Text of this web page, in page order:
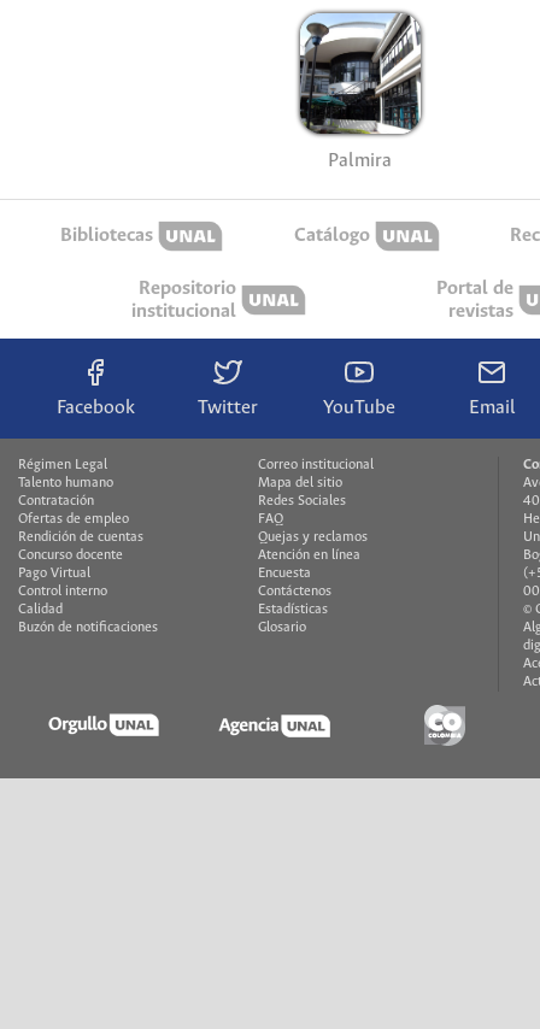
Palmira
Bibliotecas Catálogo
Repositorio
institucional
Portal de
revistas
Facebook Twitter YouTube Email
Régimen Legal
Talento humano
Contratación
Ofertas de empleo
Rendición de cuentas
Concurso docente
Pago Virtual
Control interno
Calidad
Buzón de notificaciones
Correo institucional
Mapa del sitio
Redes Sociales
FAQ
Quejas y reclamos
Atención en línea
Encuesta
Contáctenos
Estadísticas
Glosario
©